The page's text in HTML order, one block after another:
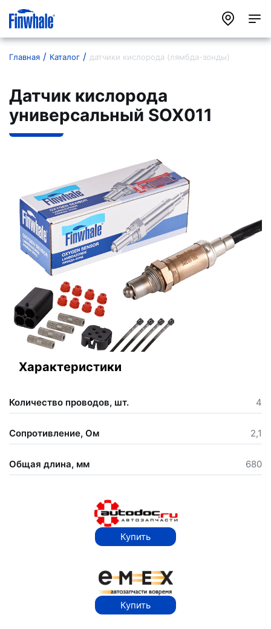
Главная Каталог датчики кислорода (лямбда-зонды)
Датчик кислорода
универсальный SOX011
Характеристики
Количество проводов, шт. 4
Сопротивление, Ом 2,1
Общая длина, мм 680
Купить
Купить